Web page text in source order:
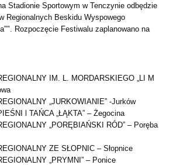
Stadionie Sportowym w Tenczynie odbędzie
Regionalnych Beskidu Wyspowego
Rozpoczęcie Festiwalu zaplanowano na
IM. L. MORDARSKIEGO „LI M
„JURKOWIANIE” -Jurków
l TAŃCA „ŁĄKTA” – Żegocina
„PORĘBIAŃSKI RÓD” – Poręba
ZE SŁOPNIC – Słopnice
„PRYMNI” – Ponice